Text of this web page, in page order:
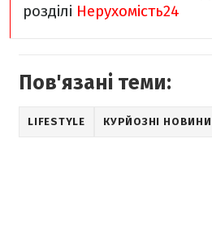
розділі Нерухомість24
Пов'язані теми:
LIFESTYLE КУРЙОЗНІ НОВИНИ